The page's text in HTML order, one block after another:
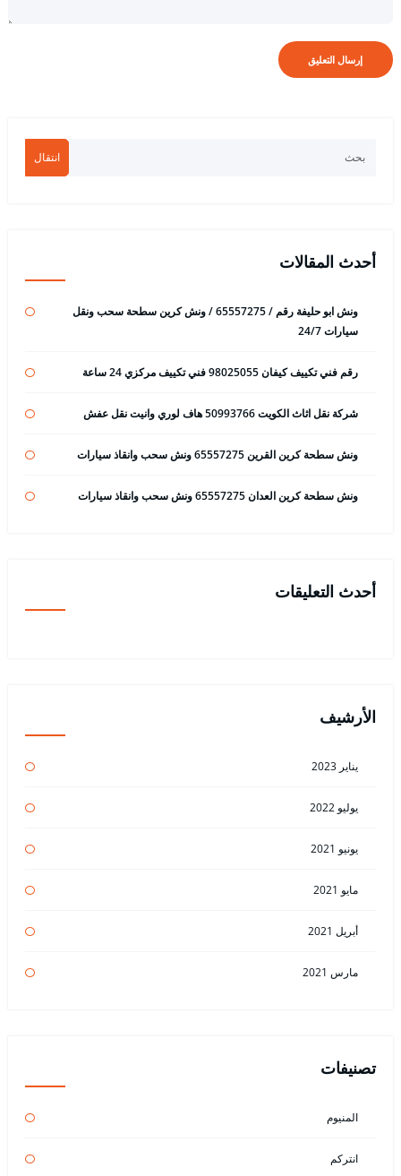
انتقال
أحدث المقالات
ونش ابو حليفة رقم / 65557275 / ونش كرين سطحة سحب ونقل
سيارات 24/7
رقم فني تكييف كيفان 98025055 فني تكييف مركزي 24 ساعة
شركة نقل اثاث الكويت 50993766 هاف لوري وانيت نقل عفش
ونش سطحة كرين القرين 65557275 ونش سحب وانقاذ سيارات
ونش سطحة كرين العدان 65557275 ونش سحب وانقاذ سيارات
أحدث التعليقات
الأرشيف
يناير 2023
يوليو 2022
يونيو 2021
مايو 2021
أبريل 2021
مارس 2021
تصنيفات
المنيوم
انتركم